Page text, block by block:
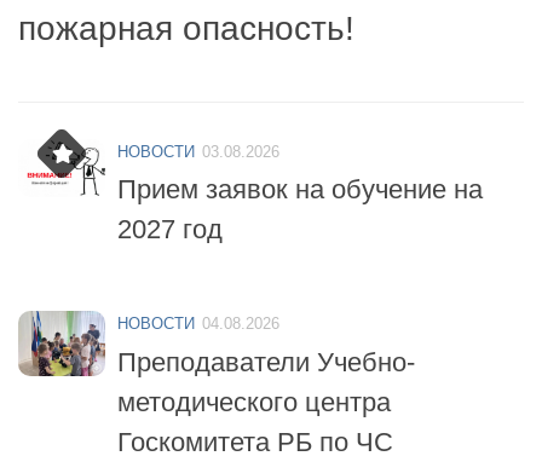
НОВОСТИ 03.08.2026
Прием заявок на обучение на
2027 год
НОВОСТИ 04.08.2026
Преподаватели Учебно-
методического центра
Госкомитета РБ по ЧС